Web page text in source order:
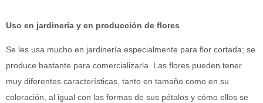
Uso en jardinería y en producción de flores
Se les usa mucho en jardinería especialmente para flor cortada; se
produce bastante para comercializarla. Las flores pueden tener
muy diferentes características, tanto en tamaño como en su
coloración, al igual con las formas de sus pétalos y cómo ellos se